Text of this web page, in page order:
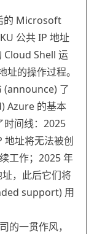
的 Microsoft
公共 IP 地址
Cloud Shell 运
址的操作过程。
(announce) 了
Azure 的基本
时间线：2025
地址将无法被创
工作；2025 年
，此后它们将
support) 用
的一贯作风，